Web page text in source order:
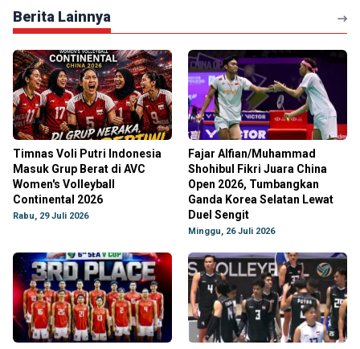
Berita Lainnya
Timnas Voli Putri Indonesia
Masuk Grup Berat di AVC
Women's Volleyball
Continental 2026
Rabu, 29 Juli 2026
Fajar Alfian/Muhammad
Shohibul Fikri Juara China
Open 2026, Tumbangkan
Ganda Korea Selatan Lewat
Duel Sengit
Minggu, 26 Juli 2026